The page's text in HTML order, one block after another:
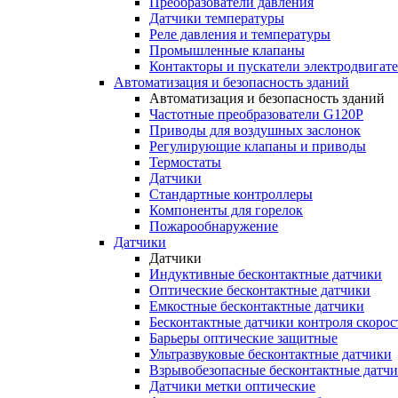
Датчики температуры
Реле давления и температуры
Промышленные клапаны
Контакторы и пускатели
Автоматизация и безопасность зданий
Автоматизация и безопасность зданий
Частотные преобразователи G120P
Приводы для воздушных заслонок
Регулирующие клапаны и приводы
Термостаты
Датчики
Стандартные контроллеры
Компоненты для горелок
Пожарообнаружение
Датчики
Датчики
Индуктивные бесконтактные датчики
Оптические бесконтактные датчики
Емкостные бесконтактные датчики
Бесконтактные датчики контроля
Барьеры оптические защитные
Ультразвуковые бесконтактные датчики
Взрывобезопасные бесконтактные
Датчики метки оптические